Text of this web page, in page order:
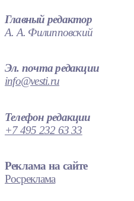
Главный редактор
А. А. Филипповский
Эл. почта редакции
info@vesti.ru
Телефон редакции
+7 495 232 63 33
Реклама на сайте
Росреклама